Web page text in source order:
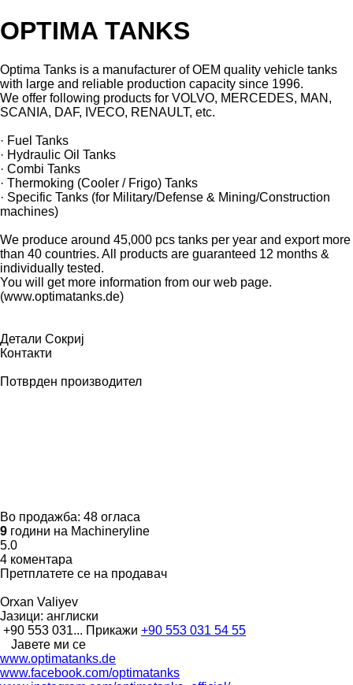
OPTIMA TANKS
Optima Tanks is a manufacturer of OEM quality vehicle tanks
with large and reliable production capacity since 1996.
We offer following products for VOLVO, MERCEDES, MAN,
SCANIA, DAF, IVECO, RENAULT, etc.
· Fuel Tanks
· Hydraulic Oil Tanks
· Combi Tanks
· Thermoking (Cooler / Frigo) Tanks
· Specific Tanks (for Military/Defense & Mining/Construction
machines)
We produce around 45,000 pcs tanks per year and export more
than 40 countries. All products are guaranteed 12 months &
individually tested.
You will get more information from our web page.
(www.optimatanks.de)
Детали Сокриј
Контакти
Потврден производител
Во продажба: 48 огласа
9 години на Machineryline
5.0
4 коментара
Претплатете се на продавач
Orxan Valiyev
Јазици: англиски
+90 553 031... Прикажи +90 553 031 54 55
Јавете ми се
www.optimatanks.de
www.facebook.com/optimatanks